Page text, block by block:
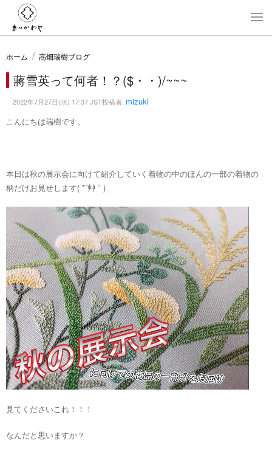
ホーム 高畑瑞樹ブログ
蔣雪英って何者！？($・・)/~~~
2022年7月27日(水) 17:37 JST投稿者: mizuki
こんにちは瑞樹です。
本日は秋の展示会に向けて紹介していく着物の中のほんの一部の着物の
柄だけお見せします( *´艸｀)
見てくださいこれ！！！
なんだと思いますか？